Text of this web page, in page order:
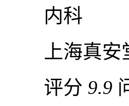
内科
上海真
评分 9.9